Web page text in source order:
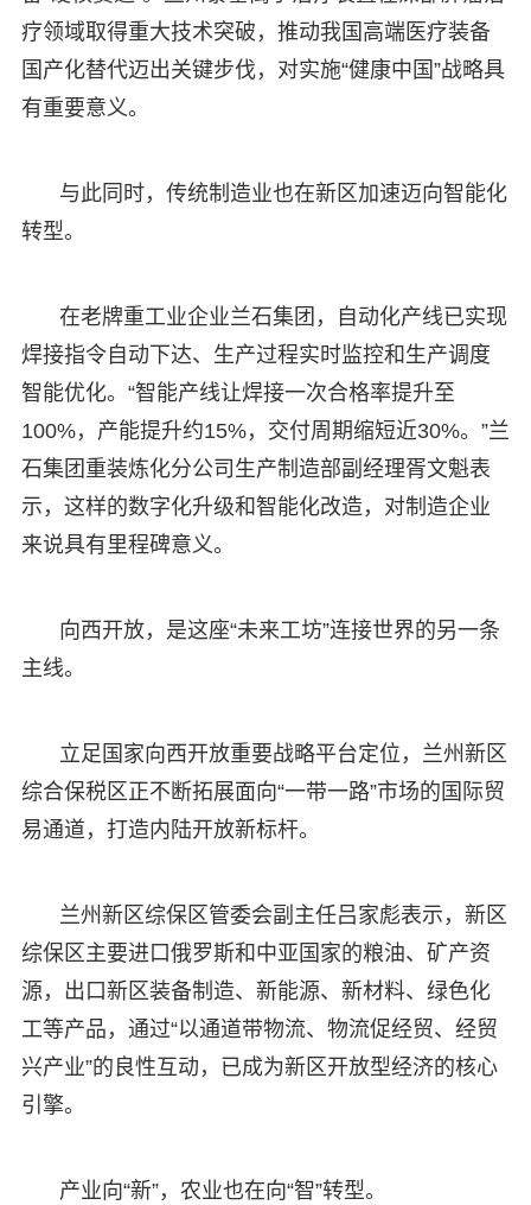
疗领域取得重大技术突破，推动我国高端医疗装备
国产化替代迈出关键步伐，对实施“健康中国”战略具
有重要意义。
与此同时，传统制造业也在新区加速迈向智能化
转型。
在老牌重工业企业兰石集团，自动化产线已实现
焊接指令自动下达、生产过程实时监控和生产调度
智能优化。“智能产线让焊接一次合格率提升至
100%，产能提升约15%，交付周期缩短近30%。”兰
石集团重装炼化分公司生产制造部副经理胥文魁表
示，这样的数字化升级和智能化改造，对制造企业
来说具有里程碑意义。
向西开放，是这座“未来工坊”连接世界的另一条
主线。
立足国家向西开放重要战略平台定位，兰州新区
综合保税区正不断拓展面向“一带一路”市场的国际贸
易通道，打造内陆开放新标杆。
兰州新区综保区管委会副主任吕家彪表示，新区
综保区主要进口俄罗斯和中亚国家的粮油、矿产资
源，出口新区装备制造、新能源、新材料、绿色化
工等产品，通过“以通道带物流、物流促经贸、经贸
兴产业”的良性互动，已成为新区开放型经济的核心
引擎。
产业向“新”，农业也在向“智”转型。